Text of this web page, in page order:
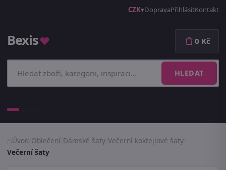
CZK DopravaPřihlásitKontakt
Bexis♥
HLEDAT
0 Kč
Úvod Oblečení Dámské šaty Večerní koktejlové šaty
Večerní šaty